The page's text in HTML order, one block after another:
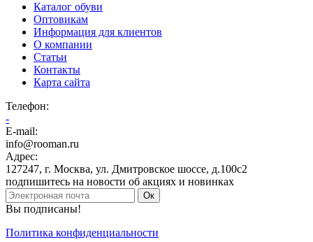
Каталог обуви
Оптовикам
Информация для клиентов
О компании
Статьи
Контакты
Карта сайта
Телефон:
-
E-mail:
info@rooman.ru
Адрес:
127247, г. Москва, ул. Дмитровское шоссе, д.100с2
подпишитесь на новости об акциях и новинках
Ок
Вы подписаны!
Политика конфиденциальности